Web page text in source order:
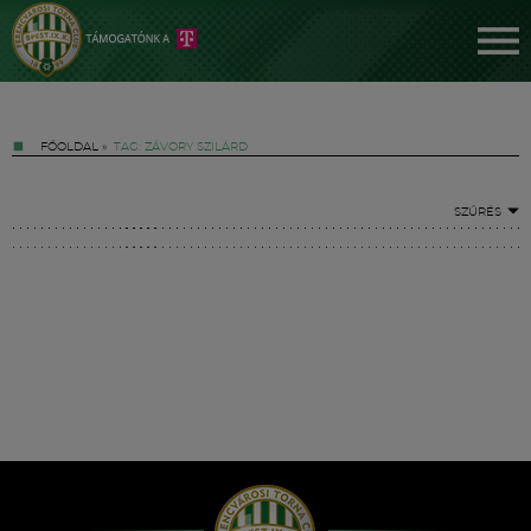
FŐOLDAL » TAG: ZÁVORY SZILÁRD
SZŰRÉS
Hírek